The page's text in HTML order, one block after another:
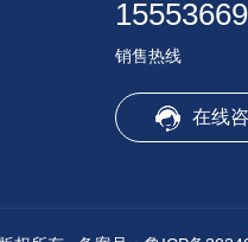
销售热线
在线